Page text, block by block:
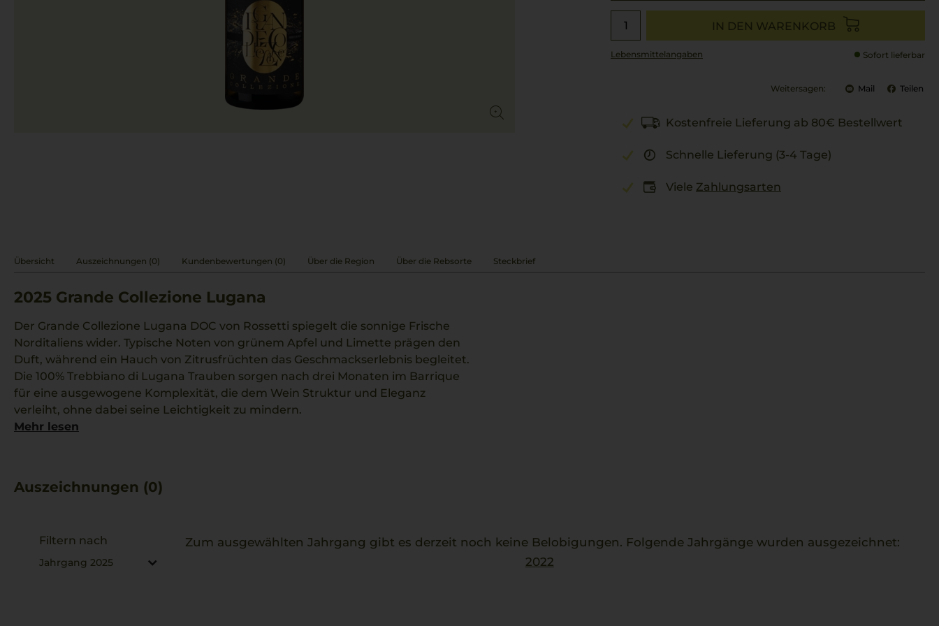
IN DEN WARENKORB
Lebensmittel­angaben Sofort lieferbar
Weitersagen: Mail Teilen
Kostenfreie Lieferung ab 80€ Bestellwert
Schnelle Lieferung (3-4 Tage)
Viele Zahlungsarten
Übersicht Auszeichnungen (0) Kundenbewertungen (0) Über die Region Über die Rebsorte Steckbrief
2025 Grande Collezione Lugana
Der Grande Collezione Lugana DOC von Rossetti spiegelt die sonnige Frische
Norditaliens wider. Typische Noten von grünem Apfel und Limette prägen den
Duft, während ein Hauch von Zitrusfrüchten das Geschmackserlebnis begleitet.
Die 100% Trebbiano di Lugana Trauben sorgen nach drei Monaten im Barrique
für eine ausgewogene Komplexität, die dem Wein Struktur und Eleganz
verleiht, ohne dabei seine Leichtigkeit zu mindern.
Der 2025er Jahrgang zeigt Klarheit und vielschichtige Nuancen, die die Qualität
Mehr lesen
Auszeichnungen (0)
Filtern nach
Jahrgang 2025
Zum ausgewählten Jahrgang gibt es derzeit noch keine Belobigungen. Folgende Jahrgänge wurden ausgezeichnet:
2022